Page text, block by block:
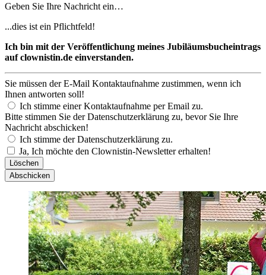
Geben Sie Ihre Nachricht ein…
...dies ist ein Pflichtfeld!
Ich bin mit der Veröffentlichung meines Jubiläumsbucheintrags
auf clownistin.de einverstanden.
Sie müssen der E-Mail Kontaktaufnahme zustimmen, wenn ich
Ihnen antworten soll!
Ich stimme einer Kontaktaufnahme per Email zu.
Bitte stimmen Sie der Datenschutzerklärung zu, bevor Sie Ihre
Nachricht abschicken!
Ich stimme der Datenschutzerklärung zu.
Ja, Ich möchte den Clownistin-Newsletter erhalten!
Löschen
Abschicken